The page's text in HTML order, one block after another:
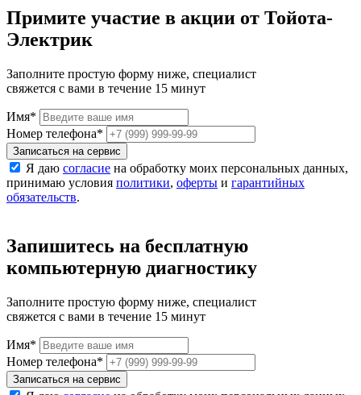
Примите участие в акции от Тойота-
Электрик
Заполните простую форму ниже, специалист
свяжется с вами в течение 15 минут
Имя*
Номер телефона*
Записаться на сервис
Я даю согласие на обработку моих персональных данных,
принимаю условия политики, оферты и гарантийных
обязательств.
Запишитесь на бесплатную
компьютерную диагностику
Заполните простую форму ниже, специалист
свяжется с вами в течение 15 минут
Имя*
Номер телефона*
Записаться на сервис